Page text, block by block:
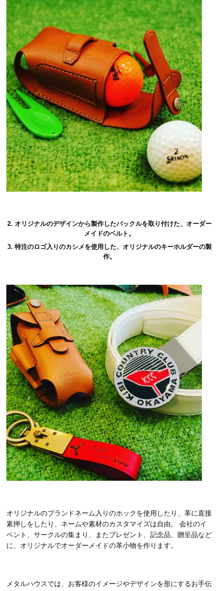
2. オリジナルのデザインから製作したバックルを取り付けた、オーダー
メイドのベルト。
3. 特注のロゴ入りのカシメを使用した、オリジナルのキーホルダーの製
作。
オリジナルのブランドネーム入りのホックを使用したり、革に直接
素押しをしたり、ネームや素材のカスタマイズは自由。 会社のイ
ベント、サークルの集まり、またプレゼント、記念品、贈呈品など
に、オリジナルでオーダーメイドの革小物を作ります。
メタルハウスでは、お客様のイメージやデザインを形にするお手伝